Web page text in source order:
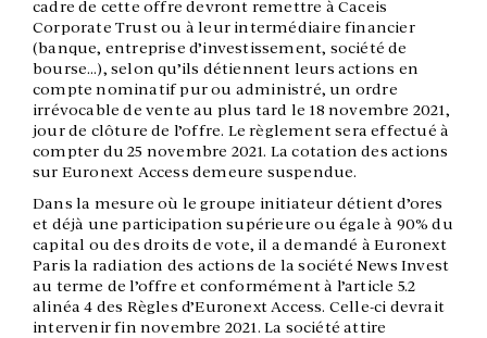
cadre de cette offre devront remettre à Caceis
Corporate Trust ou à leur intermédiaire financier
(banque, entreprise d’investissement, société de
bourse…), selon qu’ils détiennent leurs actions en
compte nominatif pur ou administré, un ordre
irrévocable de vente au plus tard le 18 novembre 2021,
jour de clôture de l’offre. Le règlement sera effectué à
compter du 25 novembre 2021. La cotation des actions
sur Euronext Access demeure suspendue.
Dans la mesure où le groupe initiateur détient d’ores
et déjà une participation supérieure ou égale à 90% du
capital ou des droits de vote, il a demandé à Euronext
Paris la radiation des actions de la société News Invest
au terme de l’offre et conformément à l’article 5.2
alinéa 4 des Règles d’Euronext Access. Celle-ci devrait
intervenir fin novembre 2021. La société attire